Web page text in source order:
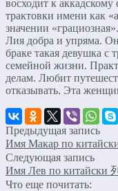
восходит к
трактовки имени как
значении «грациозная».
Лия добра и упряма.
браке такая девушка с
семейной жизни.
делам. Любит
отказывать. Эта
Предыдущая запись
Имя Макар по
Следующая запись
Имя Лев по китайски
Что еще почитать: